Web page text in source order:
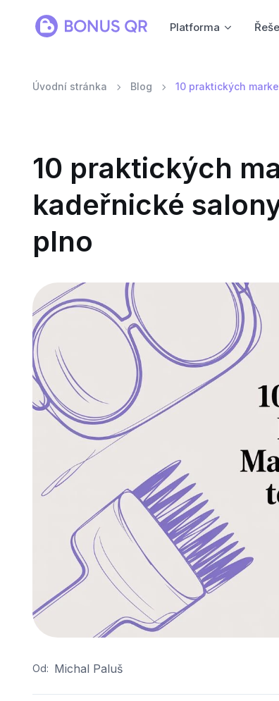
Platforma
Úvodní stránka Blog 10 praktických
10 praktických
kadeřnické
plno
Od: Michal Paluš